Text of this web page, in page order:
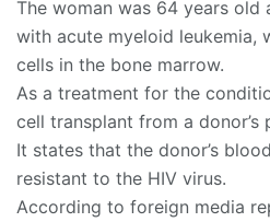
The woman was 64 years old
with acute myeloid leukemia,
cells in the bone marrow.
As a treatment for the
cell transplant from a donor’s
It states that the donor’s
resistant to the HIV virus.
According to foreign media